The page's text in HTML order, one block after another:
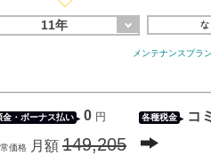
11年 な
メンテナンスプラ
金・ボーナス払い 0 円 各種税金 コミ
価格 月額 149,205